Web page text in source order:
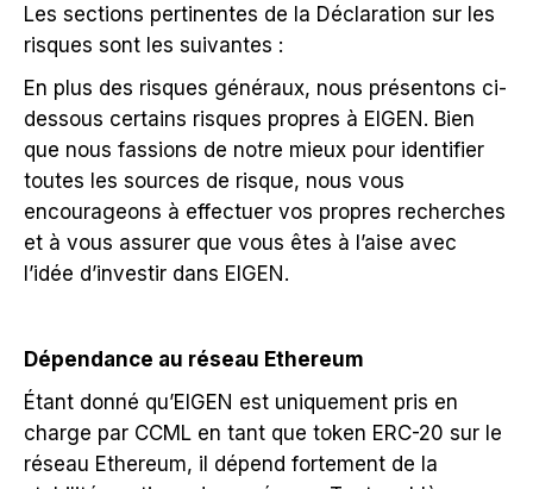
Les sections pertinentes de la Déclaration sur les
risques sont les suivantes :
En plus des risques généraux, nous présentons ci-
dessous certains risques propres à EIGEN. Bien
que nous fassions de notre mieux pour identifier
toutes les sources de risque, nous vous
encourageons à effectuer vos propres recherches
et à vous assurer que vous êtes à l’aise avec
l’idée d’investir dans EIGEN.
Dépendance au réseau Ethereum
Étant donné qu’EIGEN est uniquement pris en
charge par CCML en tant que token ERC-20 sur le
réseau Ethereum, il dépend fortement de la